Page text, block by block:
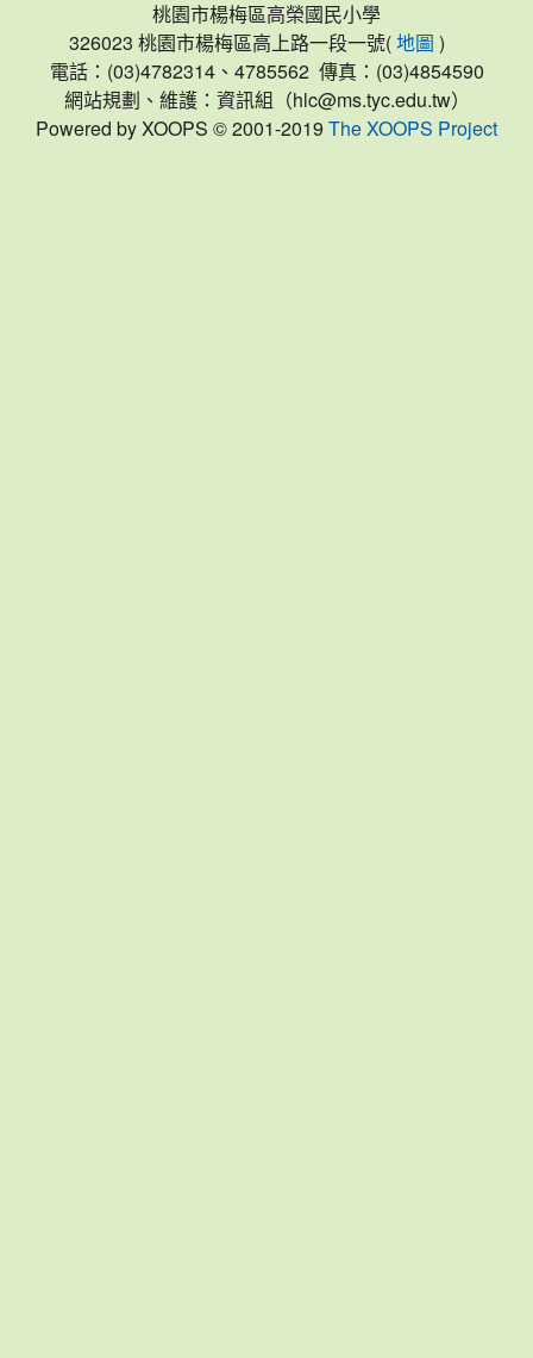
桃園市楊梅區高榮國民小學
326023 桃園市楊梅區高上路一段一號( 地圖 )
電話：(03)4782314、4785562 傳真：(03)4854590
網站規劃、維護：資訊組（hlc@ms.tyc.edu.tw）
Powered by XOOPS © 2001-2019 The XOOPS Project